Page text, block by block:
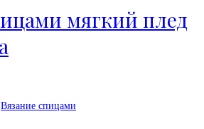
мягкий плед
Вязание спицами